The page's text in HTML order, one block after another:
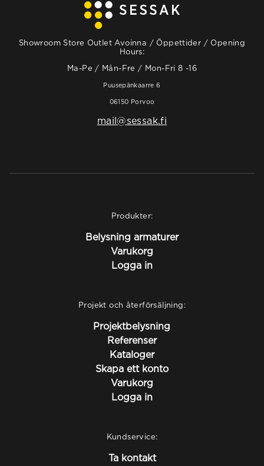
Showroom Store Outlet Avoinna / Öppettider / Opening
Hours:
Ma-Pe / Mån-Fre / Mon-Fri 8 -16
Puusepänkaarre 6
06150 Porvoo
mail@sessak.fi
Produkter:
Belysning armaturer
Varukorg
Logga in
Projekt och återförsäljning:
Projektbelysning
Referenser
Kataloger
Skapa ett konto
Varukorg
Logga in
Kundservice:
Ta kontakt